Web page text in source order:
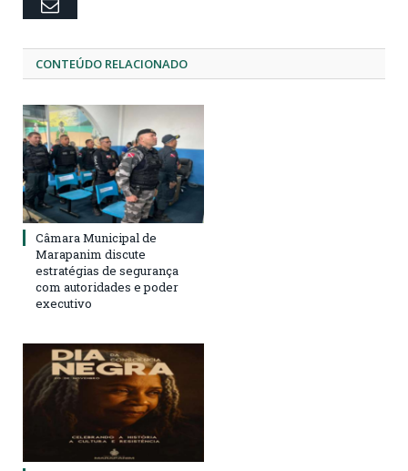
Email
CONTEÚDO RELACIONADO
Câmara Municipal de
Marapanim discute
estratégias de segurança
com autoridades e poder
executivo